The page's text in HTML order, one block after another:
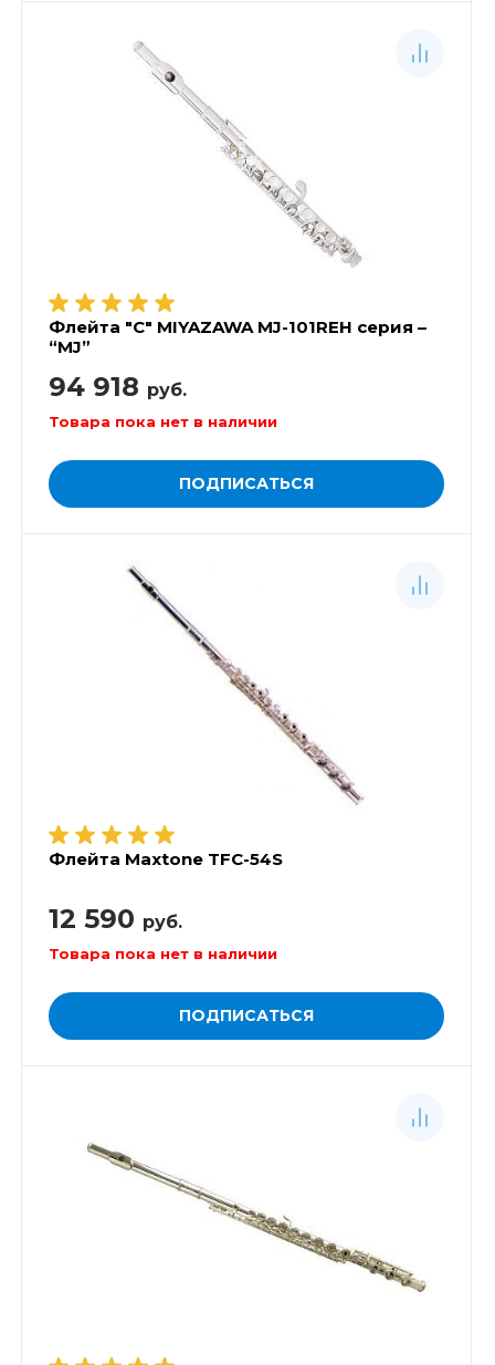
Флейта "C" MIYAZAWA MJ-101REH серия –
“MJ”
94 918 руб.
Товара пока нет в наличии
ПОДПИСАТЬСЯ
Флейта Maxtone TFC-54S
12 590 руб.
Товара пока нет в наличии
ПОДПИСАТЬСЯ